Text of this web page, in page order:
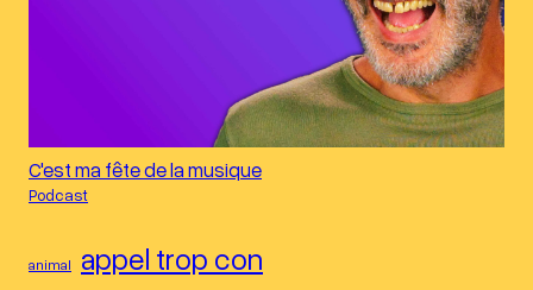
C'est ma fête de la musique
Podcast
animal appel trop con